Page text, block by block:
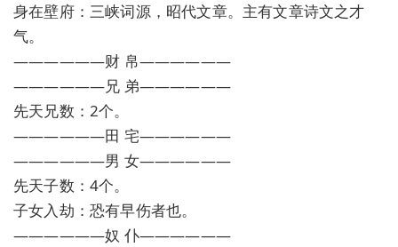
身在壁府：三峡词源，昭代文章。主有文章诗文之才
气。
——————财 帛——————
——————兄 弟——————
先天兄数：2个。
——————田 宅——————
——————男 女——————
先天子数：4个。
子女入劫：恐有早伤者也。
——————奴 仆——————